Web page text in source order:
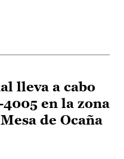
lleva a cabo
en la zona
de Ocaña